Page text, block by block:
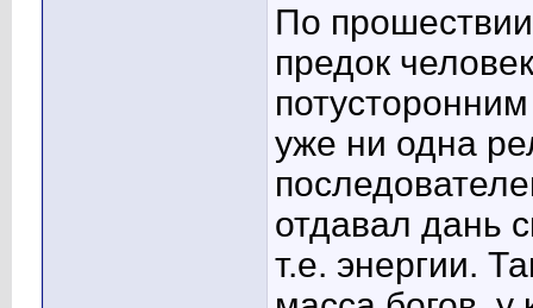
По
предок
уже ни одна
отдавал дань
т.е. энергии.